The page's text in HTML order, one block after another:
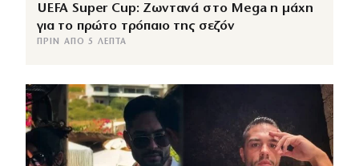
UEFA Super Cup: Ζωντανά στο Mega η μάχη
για το πρώτο τρόπαιο της σεζόν
ΠΡΙΝ ΑΠΌ 5 ΛΕΠΤΆ